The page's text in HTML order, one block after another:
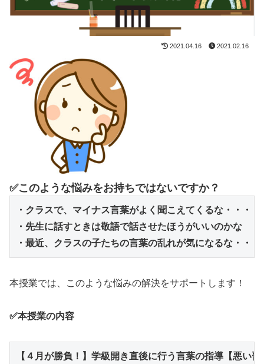
2021.04.16 2021.02.16
✅このような悩みをお持ちではないですか？
・クラスで、マイナス言葉がよく聞こえてくるな・・・
・先生に話すときは敬語で話させたほうがいいのかな
・最近、クラスの子たちの言葉の乱れが気になるな・・・
本授業では、このような悩みの解決をサポートします！
✅本授業の内容
【４月が勝負！】学級開き直後に行う言葉の指導【悪い